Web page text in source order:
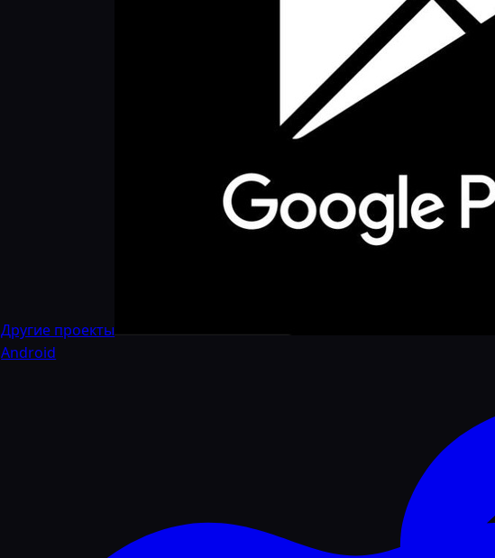
Другие проекты
Android